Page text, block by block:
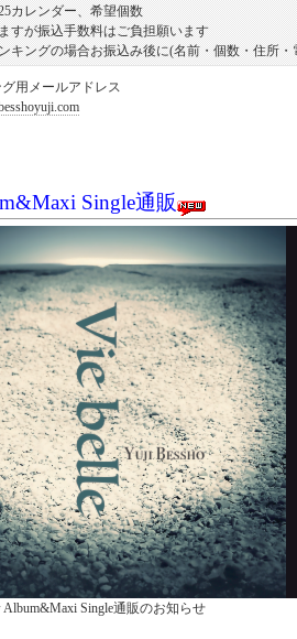
カレンダー、希望個数
すが振込手数料はご負担願います
キングの場合お振込み後に(名前・個数・住所
用メールアドレス
Single通販
Single通販のお知らせ